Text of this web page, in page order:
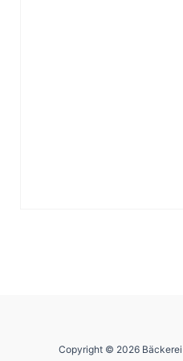
Copyright © 2026 Bäckerei